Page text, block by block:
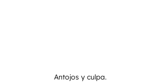
Antojos y culpa.